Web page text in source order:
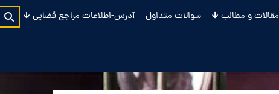
مقالات و مطالب 🡳 سوالات متداول آدرس-اطلاعات مراجع قضایی 🡳